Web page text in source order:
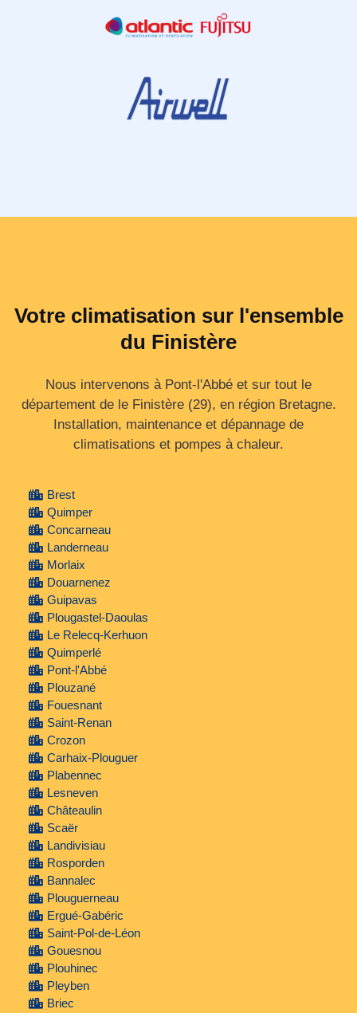
Votre climatisation sur l'ensemble
du Finistère
Nous intervenons à Pont-l'Abbé et sur tout le
département de le Finistère (29), en région Bretagne.
Installation, maintenance et dépannage de
climatisations et pompes à chaleur.
Brest
Quimper
Concarneau
Landerneau
Morlaix
Douarnenez
Guipavas
Plougastel-Daoulas
Le Relecq-Kerhuon
Quimperlé
Pont-l'Abbé
Plouzané
Fouesnant
Saint-Renan
Crozon
Carhaix-Plouguer
Plabennec
Lesneven
Châteaulin
Scaër
Landivisiau
Rosporden
Bannalec
Plouguerneau
Ergué-Gabéric
Saint-Pol-de-Léon
Gouesnou
Plouhinec
Pleyben
Briec